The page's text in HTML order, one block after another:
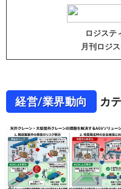
ロジステ
月刊ロジ
経営/業界動向 カ